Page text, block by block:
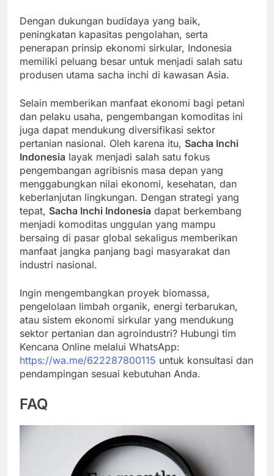
Dengan dukungan budidaya yang baik,
peningkatan kapasitas pengolahan, serta
penerapan prinsip ekonomi sirkular, Indonesia
memiliki peluang besar untuk menjadi salah satu
produsen utama sacha inchi di kawasan Asia.
Selain memberikan manfaat ekonomi bagi petani
dan pelaku usaha, pengembangan komoditas ini
juga dapat mendukung diversifikasi sektor
pertanian nasional. Oleh karena itu, Sacha Inchi
Indonesia layak menjadi salah satu fokus
pengembangan agribisnis masa depan yang
menggabungkan nilai ekonomi, kesehatan, dan
keberlanjutan lingkungan. Dengan strategi yang
tepat, Sacha Inchi Indonesia dapat berkembang
menjadi komoditas unggulan yang mampu
bersaing di pasar global sekaligus memberikan
manfaat jangka panjang bagi masyarakat dan
industri nasional.
Ingin mengembangkan proyek biomassa,
pengelolaan limbah organik, energi terbarukan,
atau sistem ekonomi sirkular yang mendukung
sektor pertanian dan agroindustri? Hubungi tim
Kencana Online melalui WhatsApp:
https://wa.me/622287800115 untuk konsultasi dan
pendampingan sesuai kebutuhan Anda.
FAQ